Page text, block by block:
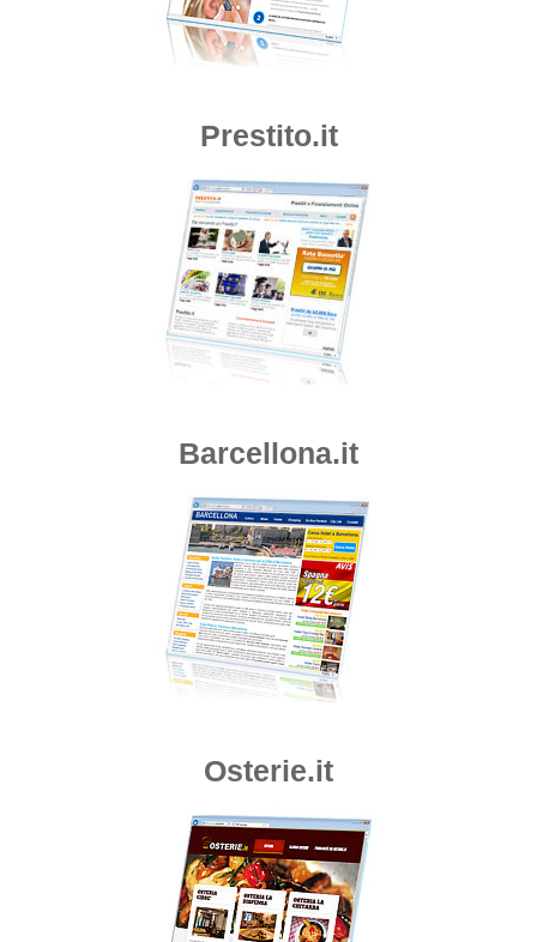
Prestito.it
Barcellona.it
Osterie.it